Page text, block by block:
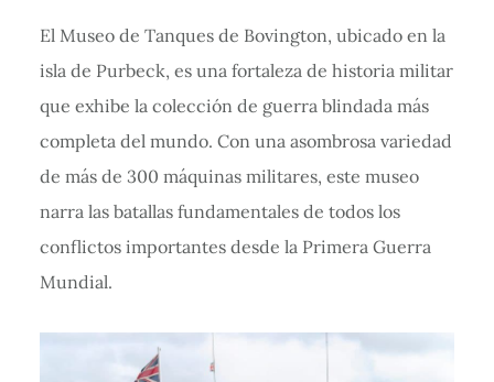
El Museo de Tanques de Bovington, ubicado en la
isla de Purbeck, es una fortaleza de historia militar
que exhibe la colección de guerra blindada más
completa del mundo. Con una asombrosa variedad
de más de 300 máquinas militares, este museo
narra las batallas fundamentales de todos los
conflictos importantes desde la Primera Guerra
Mundial.